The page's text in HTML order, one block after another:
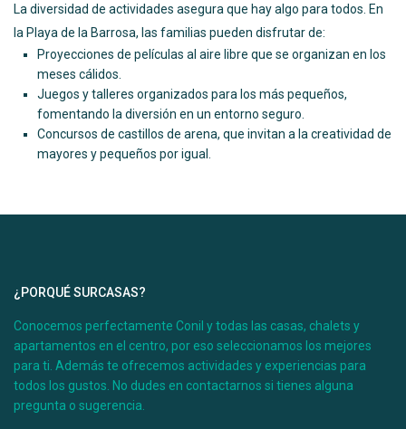
La diversidad de actividades asegura que hay algo para todos. En
la Playa de la Barrosa, las familias pueden disfrutar de:
Proyecciones de películas al aire libre que se organizan en los
meses cálidos.
Juegos y talleres organizados para los más pequeños,
fomentando la diversión en un entorno seguro.
Concursos de castillos de arena, que invitan a la creatividad de
mayores y pequeños por igual.
¿PORQUÉ SURCASAS?
Conocemos perfectamente Conil y todas las casas, chalets y
apartamentos en el centro, por eso seleccionamos los mejores
para ti. Además te ofrecemos actividades y experiencias para
todos los gustos. No dudes en contactarnos si tienes alguna
pregunta o sugerencia.